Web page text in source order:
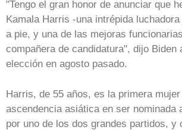
"Tengo el gran honor de anunciar que
Kamala Harris -una intrépida
a pie, y una de las mejoras
compañera de candidatura", dijo Biden
elección en agosto pasado.
Harris, de 55 años, es la primera
ascendencia asiática en ser nominada
por uno de los dos grandes partidos, y